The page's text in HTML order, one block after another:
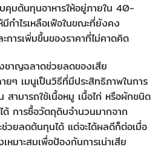
คุมต้นทุนอาหารให้อยู่ภายใน 40-
กำไรเหลือเฟือในขณะที่ยังคง
การเพิ่มขึ้นของราคาที่ไม่คาดคิด
ชาญฉลาดช่วยลดของเสีย
ยๆ เมนูเป็นวิธีที่มีประสิทธิภาพในการ
ามารถใช้เนื้อหมู เนื้อไก่ หรือผักชนิด
ด้ การซื้อวัตถุดิบจำนวนมากจาก
ช่วยลดต้นทุนได้ แต่จะได้ผลดีก็ต่อเมื่อ
มาะสมเพื่อป้องกันการเน่าเสีย